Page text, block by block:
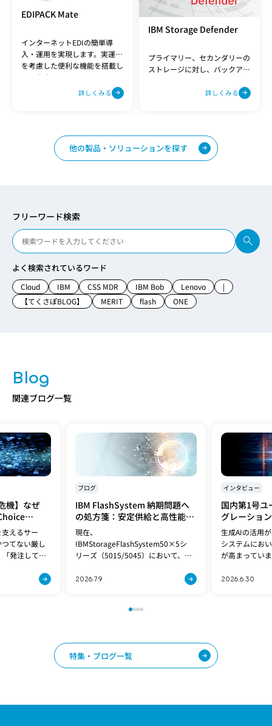
EDIPACK Mate
インターネットEDIの簡単導
入・運用を実現します。実運用
を考慮した便利な機能を搭載し
ています。
詳しくみる
IBM Storage Defender
プライマリー、セカンダリーの
ストレージに対し、バックアッ
詳しくみる
他の製品・ソリューションを探す
フリーワード検索
よく検索されているワード
Cloud IBM CSS MDR IBM Bob Lenovo
|
【てくさぽBLOG】
MERIT flash ONE
Blog
関連ブログ一覧
機】なぜ
のか？
えるサー
てない厳し
発注しても
ら多く聞か
ブログ
IBM FlashSystem 納期問題へ
の処方箋：安定供給と高性能を
両立する「FlashSystem
5600」への移行提案
現在、
IBMStorageFlashSystem50×5シ
リーズ（5015/5045）において、世
り、製造および出荷の見通しが立た
2026.7.9
インタビュー
国内第1号ユ
グレーショ
Spyre検証
基盤の最適解
生成AIの活用
システムにお
が高まってい
下、日本IBM
2026.6.30
特集・ブログ一覧